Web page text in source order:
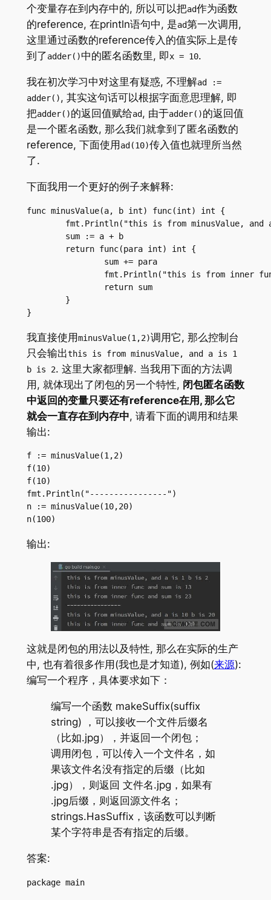
个变量存在到内存中的, 所以可以把ad作为函数
的reference, 在println语句中, 是ad第一次调用,
这里通过函数的reference传入的值实际上是传
到了adder()中的匿名函数里, 即x = 10.
我在初次学习中对这里有疑惑, 不理解ad :=
adder(), 其实这句话可以根据字面意思理解, 即
把adder()的返回值赋给ad, 由于adder()的返回值
是一个匿名函数, 那么我们就拿到了匿名函数的
reference, 下面使用 ad(10)传入值也就理所当然
了.
下面我用一个更好的例子来解释:
func minusValue(a, b int) func(int) int {
}
我直接使用minusValue(1,2)调用它, 那么控制台
只会输出this is from minusValue, and a is 1
b is 2. 这里大家都理解. 当我用下面的方法调
用, 就体现出了闭包的另一个特性, 闭包匿名函数
中返回的变量只要还有reference在用, 那么它
就会一直存在到内存中, 请看下面的调用和结果
输出:
f := minusValue(1,2)
f(10)
f(10)
fmt.Println("----------------")
n := minusValue(10,20)
n(100)
输出:
这就是闭包的用法以及特性, 那么在实际的生产
中, 也有着很多作用(我也是才知道), 例如(来源):
编写一个程序，具体要求如下：
编写一个函数 makeSuffix(suffix
string) ，可以接收一个文件后缀名
（比如.jpg），并返回一个闭包；
调用闭包，可以传入一个文件名，如
果该文件名没有指定的后缀（比如
.jpg），则返回 文件名.jpg，如果有
.jpg后缀，则返回源文件名；
strings.HasSuffix，该函数可以判断
某个字符串是否有指定的后缀。
答案:
package main